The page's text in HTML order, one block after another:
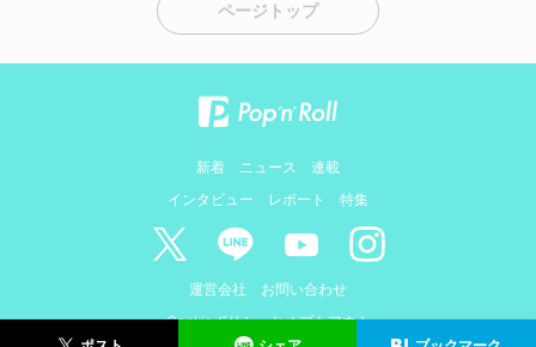
ページトップ
新着 ニュース
連載
インタビュー
レポート 特集
運営会社
お問い合わせ
Cookieポリシーとオプトアウト